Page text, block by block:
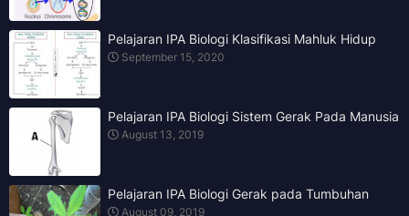
Pelajaran IPA Biologi Klasifikasi Mahluk Hidup
September 15, 2020
Pelajaran IPA Biologi Sistem Gerak Pada Manusia
August 13, 2019
Pelajaran IPA Biologi Gerak pada Tumbuhan
August 09, 2019